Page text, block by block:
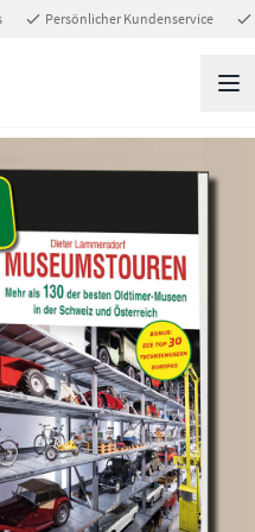
Persönlicher Kundenservice